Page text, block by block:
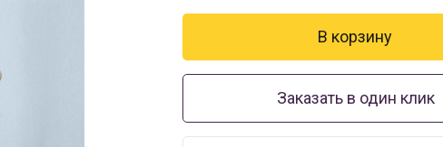
Заказать в один клик